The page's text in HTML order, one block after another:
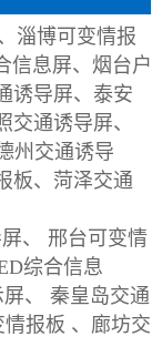
淄博可变情报
信息屏、烟台户
诱导屏、泰安
通诱导屏、
州交通诱导
板、菏泽交通
、 邢台可变情
综合信息
、 秦皇岛交通
报板 、廊坊交